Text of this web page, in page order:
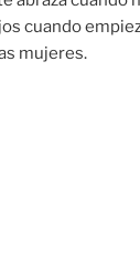
cuando
mujeres.